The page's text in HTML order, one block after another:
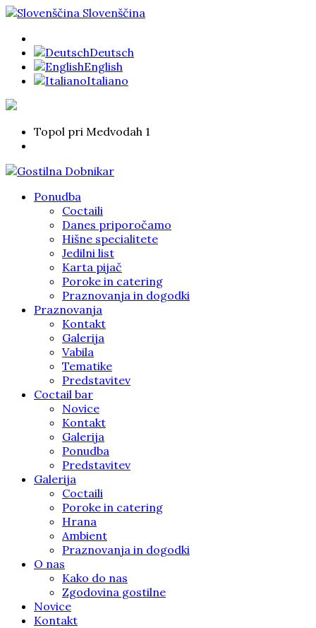
Slovenščina
Deutsch
English
Italiano
Topol pri Medvodah 1
Ponudba
Coctaili
Danes priporočamo
Hišne specialitete
Jedilni list
Karta pijač
Poroke in catering
Praznovanja in dogodki
Praznovanja
Kontakt
Galerija
Vabila
Tematike
Predstavitev
Coctail bar
Novice
Kontakt
Galerija
Ponudba
Predstavitev
Galerija
Coctaili
Poroke in catering
Hrana
Ambient
Praznovanja in dogodki
O nas
Kako do nas
Zgodovina gostilne
Novice
Kontakt